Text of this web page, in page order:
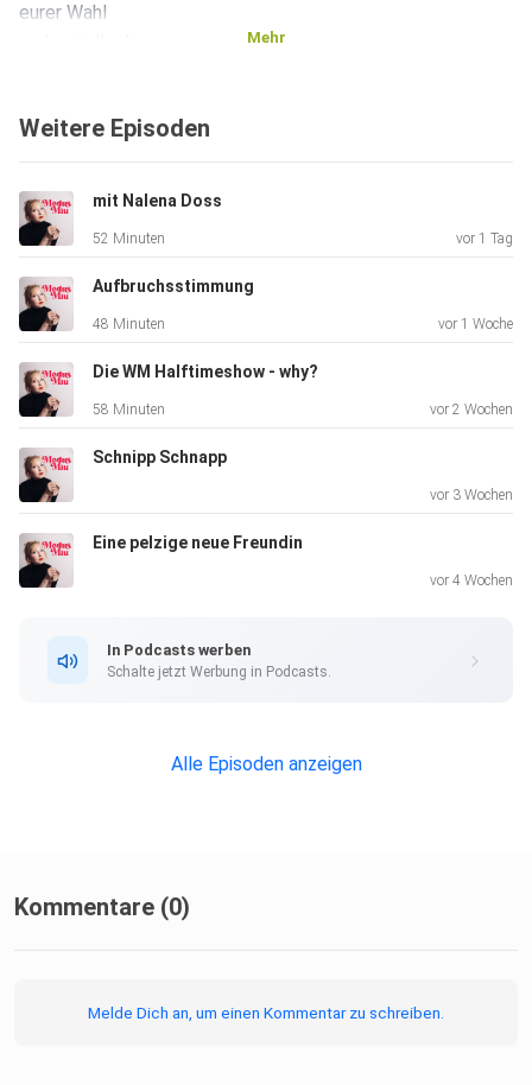
eurer Wahl
Mehr
Weitere Episoden
mit Nalena Doss
52 Minuten vor 1 Tag
Aufbruchsstimmung
48 Minuten vor 1 Woche
Die WM Halftimeshow - why?
58 Minuten vor 2 Wochen
Schnipp Schnapp
vor 3 Wochen
Eine pelzige neue Freundin
vor 4 Wochen
In Podcasts werben
Schalte jetzt Werbung in Podcasts.
Alle Episoden anzeigen
Kommentare (0)
Melde Dich an, um einen Kommentar zu schreiben.